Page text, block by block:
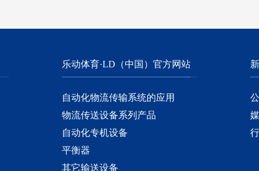
乐动体育·LD（中国）官方网站
自动化物流传输系统的应用
物流传送设备系列产品
自动化专机设备
平衡器
其它输送设备